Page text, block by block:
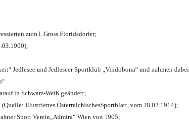
zum I. Gross Floridsdorfer;
Jedlesee und Jedleseer Sportklub „Vindobona“ und nahmen
in Schwarz-Weiß geändert;
Illustriertes ÖsterreichischesSportblatt, vom 28.02.1914);
Sport Verein„Admira“ Wien von 1905;